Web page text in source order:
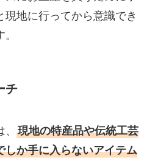
地に行ってから意識でき
チ
現地の特産品や伝統工芸
しか手に入らないアイテム